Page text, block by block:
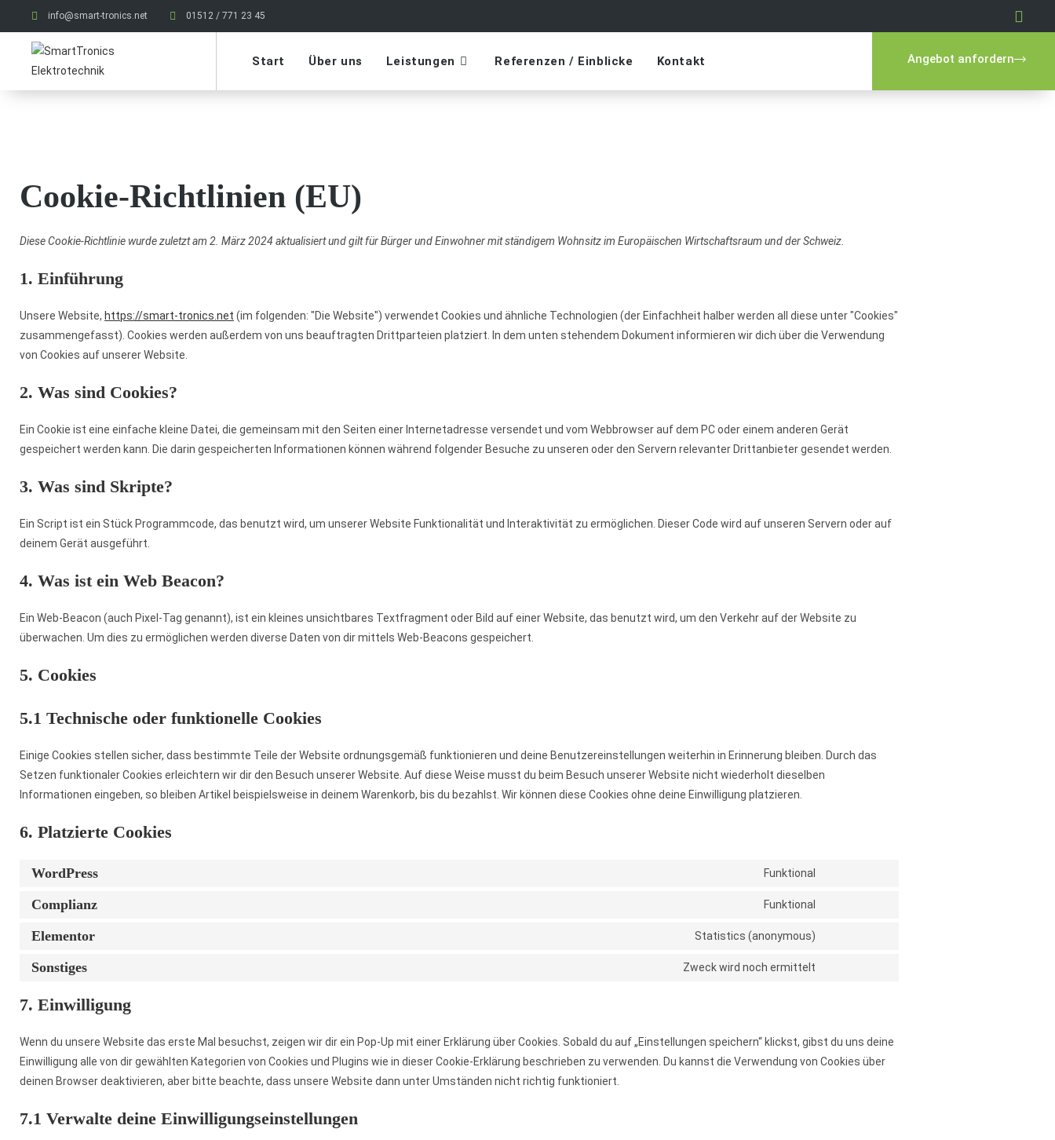
info@smart-tronics.net 01512 / 771 23 45
Angebot anfordern
Start Über uns Leistungen Referenzen / Einblicke Kontakt
Cookie-Richtlinien (EU)
Diese Cookie-Richtlinie wurde zuletzt am 2. März 2024 aktualisiert und gilt für Bürger und Einwohner mit ständigem Wohnsitz im Europäischen Wirtschaftsraum und der Schweiz.
1. Einführung
Unsere Website, https://smart-tronics.net (im folgenden: "Die Website") verwendet Cookies und ähnliche Technologien (der Einfachheit halber werden all diese unter "Cookies"
zusammengefasst). Cookies werden außerdem von uns beauftragten Drittparteien platziert. In dem unten stehendem Dokument informieren wir dich über die Verwendung
von Cookies auf unserer Website.
2. Was sind Cookies?
Ein Cookie ist eine einfache kleine Datei, die gemeinsam mit den Seiten einer Internetadresse versendet und vom Webbrowser auf dem PC oder einem anderen Gerät
gespeichert werden kann. Die darin gespeicherten Informationen können während folgender Besuche zu unseren oder den Servern relevanter Drittanbieter gesendet werden.
3. Was sind Skripte?
Ein Script ist ein Stück Programmcode, das benutzt wird, um unserer Website Funktionalität und Interaktivität zu ermöglichen. Dieser Code wird auf unseren Servern oder auf
deinem Gerät ausgeführt.
4. Was ist ein Web Beacon?
Ein Web-Beacon (auch Pixel-Tag genannt), ist ein kleines unsichtbares Textfragment oder Bild auf einer Website, das benutzt wird, um den Verkehr auf der Website zu
überwachen. Um dies zu ermöglichen werden diverse Daten von dir mittels Web-Beacons gespeichert.
5. Cookies
5.1 Technische oder funktionelle Cookies
Einige Cookies stellen sicher, dass bestimmte Teile der Website ordnungsgemäß funktionieren und deine Benutzereinstellungen weiterhin in Erinnerung bleiben. Durch das
Setzen funktionaler Cookies erleichtern wir dir den Besuch unserer Website. Auf diese Weise musst du beim Besuch unserer Website nicht wiederholt dieselben
Informationen eingeben, so bleiben Artikel beispielsweise in deinem Warenkorb, bis du bezahlst. Wir können diese Cookies ohne deine Einwilligung platzieren.
6. Platzierte Cookies
WordPress Funktional
Complianz Funktional
Elementor Statistics (anonymous)
Sonstiges Zweck wird noch ermittelt
7. Einwilligung
Wenn du unsere Website das erste Mal besuchst, zeigen wir dir ein Pop-Up mit einer Erklärung über Cookies. Sobald du auf „Einstellungen speichern“ klickst, gibst du uns deine
Einwilligung alle von dir gewählten Kategorien von Cookies und Plugins wie in dieser Cookie-Erklärung beschrieben zu verwenden. Du kannst die Verwendung von Cookies über
deinen Browser deaktivieren, aber bitte beachte, dass unsere Website dann unter Umständen nicht richtig funktioniert.
7.1 Verwalte deine Einwilligungseinstellungen